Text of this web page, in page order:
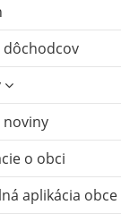
dôchodcov
noviny
o obci
aplikácia obce